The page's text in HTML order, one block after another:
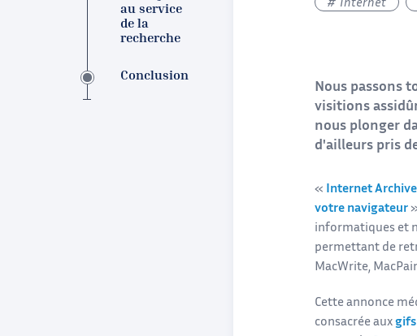
au service
de la
recherche
Conclusion
Internet
Nous passons
visitions
nous plonger
d'ailleurs pris
« Internet
votre navigateur
informatiques et
permettant de
MacWrite,
Cette annonce
consacrée aux gifs